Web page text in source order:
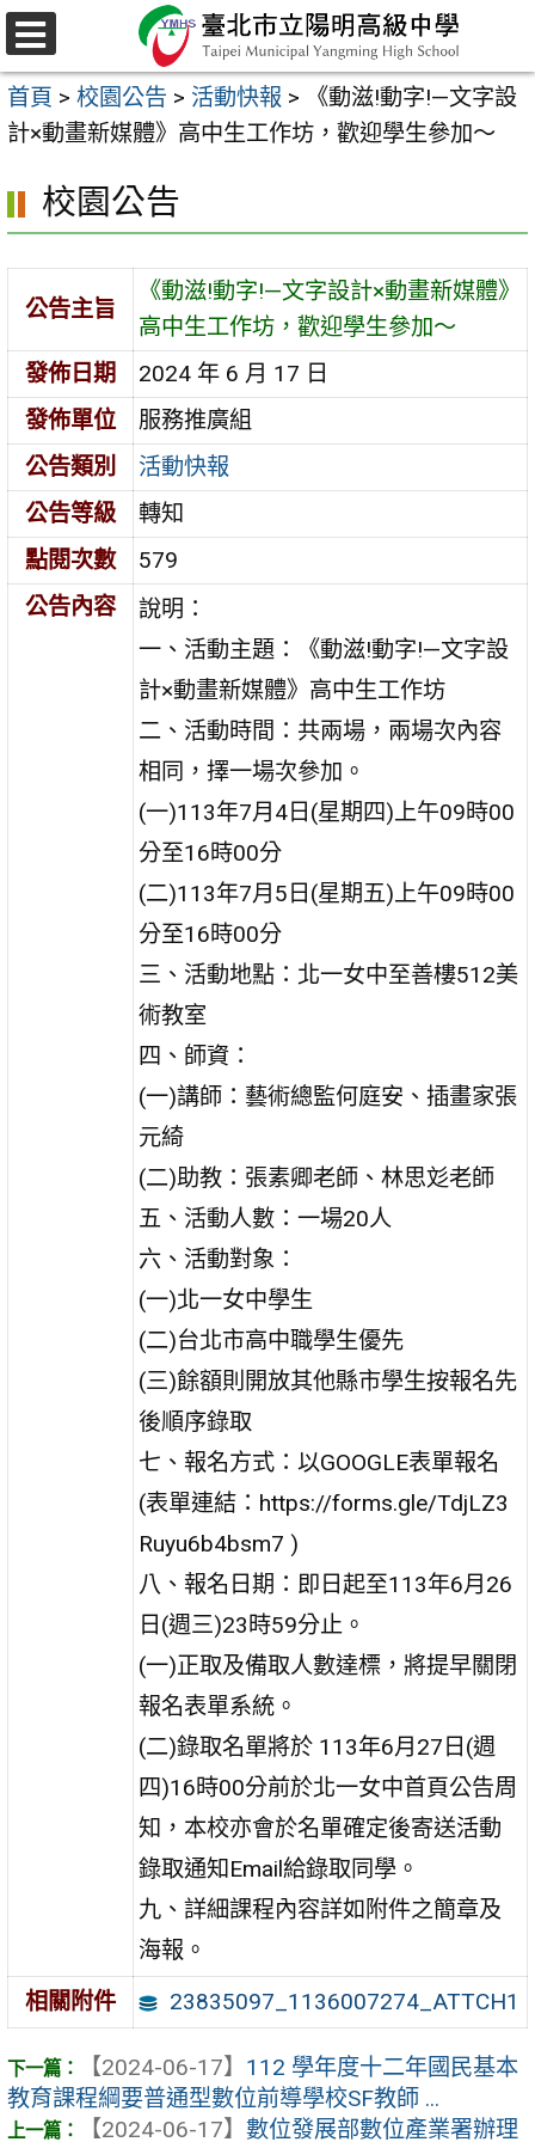
跳
至
主
要
容
區
選
單
首頁 > 校園公告 > 活動快報 >
《動滋!動字!—文字設
計×動畫新媒體》高中生工作坊，歡迎學生參加～
校園公告
公告主旨
《動滋!動字!—文字設計×動畫新媒體》
高中生工作坊，歡迎學生參加～
發佈日期
2024 年 6 月 17 日
發佈單位
服務推廣組
公告類別
活動快報
公告等級
轉知
點閱次數
579
公告內容
說明：
一、活動主題：《動滋!動字!—文字設
計×動畫新媒體》高中生工作坊
二、活動時間：共兩場，兩場次內容
相同，擇一場次參加。
(一)113年7月4日(星期四)上午09時00
分至16時00分
(二)113年7月5日(星期五)上午09時00
分至16時00分
三、活動地點：北一女中至善樓512美
術教室
四、師資：
(一)講師：藝術總監何庭安、插畫家張
元綺
(二)助教：張素卿老師、林思彣老師
五、活動人數：一場20人
六、活動對象：
(一)北一女中學生
(二)台北市高中職學生優先
(三)餘額則開放其他縣市學生按報名先
後順序錄取
七、報名方式：以GOOGLE表單報名
(表單連結：https://forms.gle/TdjLZ3
Ruyu6b4bsm7 )
八、報名日期：即日起至113年6月26
日(週三)23時59分止。
(一)正取及備取人數達標，將提早關閉
報名表單系統。
(二)錄取名單將於 113年6月27日(週
四)16時00分前於北一女中首頁公告周
知，本校亦會於名單確定後寄送活動
錄取通知Email給錄取同學。
九、詳細課程內容詳如附件之簡章及
海報。
相關附件
23835097_1136007274_ATTCH1
【2024-06-17】 112 學年度十二年國民基本
教育課程綱要普通型數位前導學校SF教師 ...
【2024-06-17】 數位發展部數位產業署辦理